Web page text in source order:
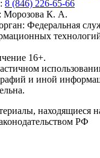
8 (846) 226-65-66
Морозова К. А.
Федеральная
16+.
и иной
находящиеся
РФ